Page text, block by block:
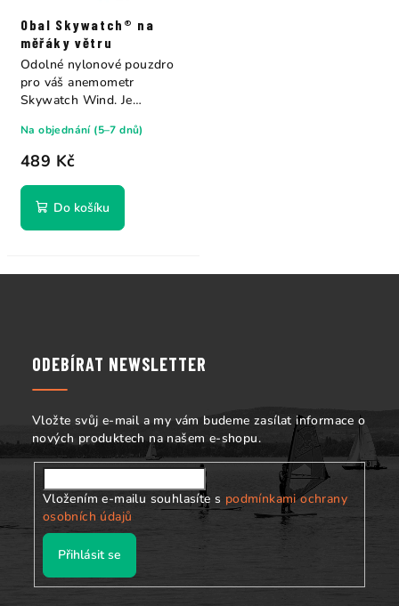
Obal Skywatch® na
měřáky větru
489 Kč
Na objednání (5–7 dnů)
Do košíku
Odolné nylonové pouzdro
pro váš anemometr
Skywatch Wind. Je
nylonu...
ODEBÍRAT NEWSLETTER
Vložte svůj e-mail a my vám budeme zasílat informace o
nových produktech na našem e-shopu.
Vložením e-mailu souhlasíte s podmínkami ochrany
osobních údajů
Přihlásit se